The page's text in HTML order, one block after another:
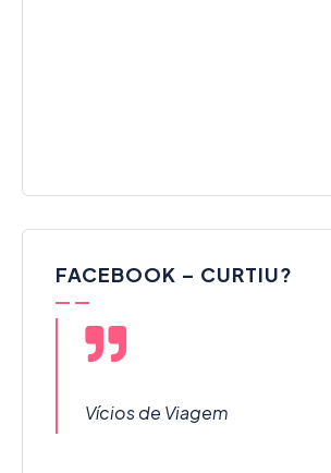
FACEBOOK – CURTIU?
Vícios de Viagem